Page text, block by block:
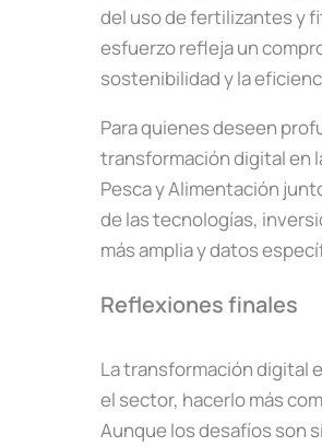
del uso de fertilizantes y
esfuerzo refleja un
sostenibilidad y la
Para quienes deseen
transformación digital en
Pesca y Alimentación
de las tecnologías,
más amplia y datos
Reflexiones finales
La transformación digital
el sector, hacerlo más
Aunque los desafíos son